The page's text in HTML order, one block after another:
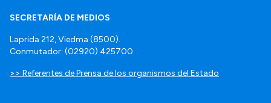
SECRETARÍA DE MEDIOS
Laprida 212, Viedma (8500).
Conmutador: (02920) 425700
>> Referentes de Prensa de los organismos del Estado